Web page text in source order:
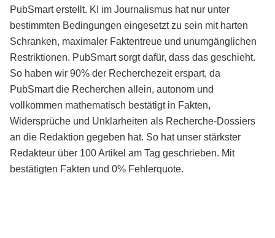
PubSmart erstellt. KI im Journalismus hat nur unter
bestimmten Bedingungen eingesetzt zu sein mit harten
Schranken, maximaler Faktentreue und unumgänglichen
Restriktionen. PubSmart sorgt dafür, dass das geschieht.
So haben wir 90% der Recherchezeit erspart, da
PubSmart die Recherchen allein, autonom und
vollkommen mathematisch bestätigt in Fakten,
Widersprüche und Unklarheiten als Recherche-Dossiers
an die Redaktion gegeben hat. So hat unser stärkster
Redakteur über 100 Artikel am Tag geschrieben. Mit
bestätigten Fakten und 0% Fehlerquote.